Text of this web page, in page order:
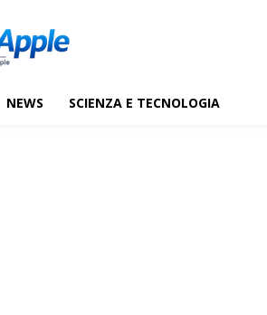
NEWS SCIENZA E TECNOLOGIA